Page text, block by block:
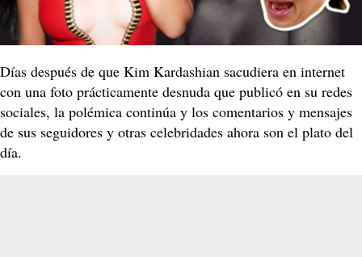
Días después de que Kim Kardashian sacudiera en internet
con una foto prácticamente desnuda que publicó en su redes
sociales, la polémica continúa y los comentarios y mensajes
de sus seguidores y otras celebridades ahora son el plato del
día.